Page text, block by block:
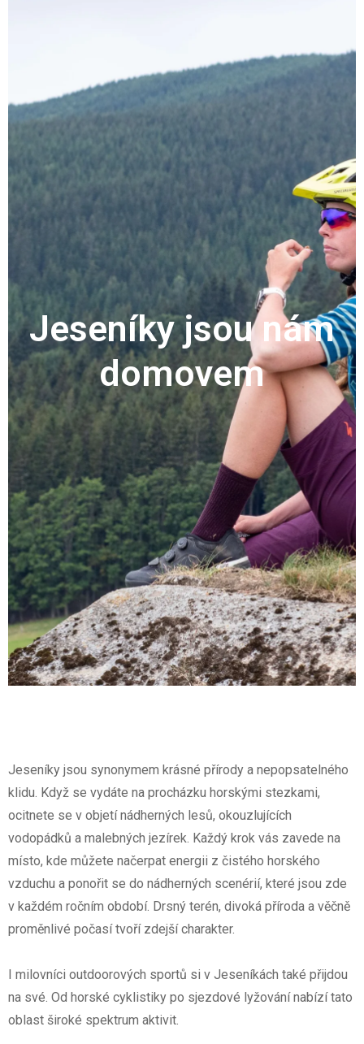
Jeseníky jsou nám
domovem
Jeseníky jsou synonymem krásné přírody a nepopsatelného
klidu. Když se vydáte na procházku horskými stezkami,
ocitnete se v objetí nádherných lesů, okouzlujících
vodopádků a malebných jezírek. Každý krok vás zavede na
místo, kde můžete načerpat energii z čistého horského
vzduchu a ponořit se do nádherných scenérií, které jsou zde
v každém ročním období. Drsný terén, divoká příroda a věčně
proměnlivé počasí tvoří zdejší charakter.
I milovníci outdoorových sportů si v Jeseníkách také přijdou
na své. Od horské cyklistiky po sjezdové lyžování nabízí tato
oblast široké spektrum aktivit.